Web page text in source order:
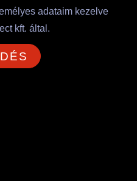
adataim kezelve
kft. által.